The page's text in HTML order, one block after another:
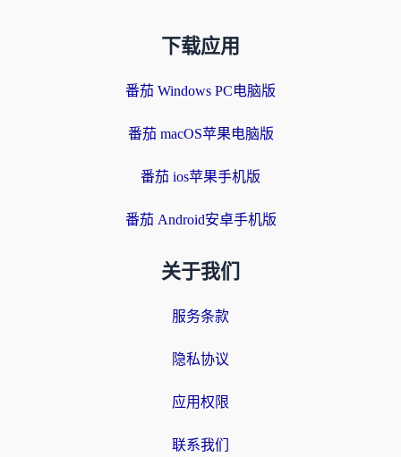
下载应用
番茄 Windows PC电脑版
番茄 macOS苹果电脑版
番茄 ios苹果手机版
番茄 Android安卓手机版
关于我们
服务条款
隐私协议
应用权限
联系我们